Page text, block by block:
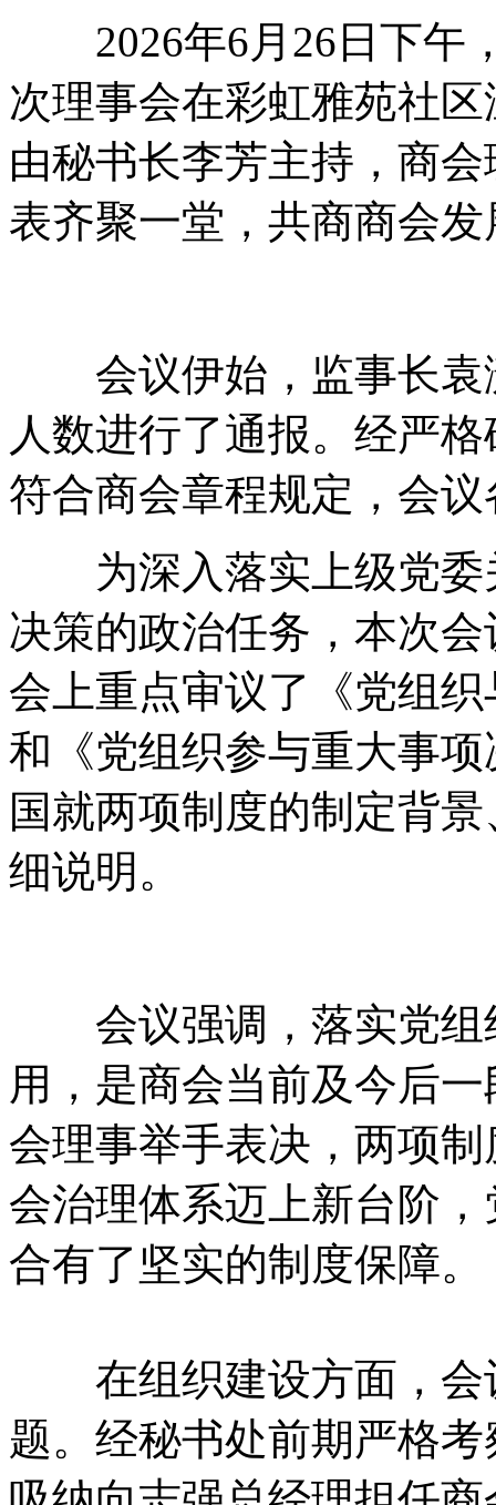
2026年6月26日下午
次理事会在彩虹雅苑社
由秘书长李芳主持，商
表齐聚一堂，共商商会
会议伊始，监事长袁
人数进行了通报。经严
符合商会章程规定，会
为深入落实上级党委
决策的政治任务，本次
会上重点审议了《党组
和《党组织参与重大事
国就两项制度的制定背
细说明。
会议强调，落实党组
用，是商会当前及今后
会理事举手表决，两项
会治理体系迈上新台阶
合有了坚实的制度保障。
在组织建设方面，会
题。经秘书处前期严格